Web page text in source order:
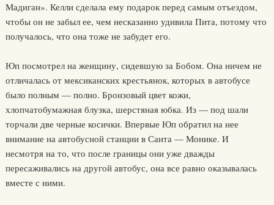
Мадиган». Келли сделала ему подарок перед самым отъездом,
чтобы он не забыл ее, чем несказанно удивила Пита, потому что
получалось, что она тоже не забудет его.
Юп посмотрел на женщину, сидевшую за Бобом. Она ничем не
отличалась от мексиканских крестьянок, которых в автобусе
было полным — полно. Бронзовый цвет кожи,
хлопчатобумажная блузка, шерстяная юбка. Из — под шали
торчали две черные косички. Впервые Юп обратил на нее
внимание на автобусной станции в Санта — Монике. И
несмотря на то, что после границы они уже дважды
пересаживались на другой автобус, она все равно оказывалась
вместе с ними.